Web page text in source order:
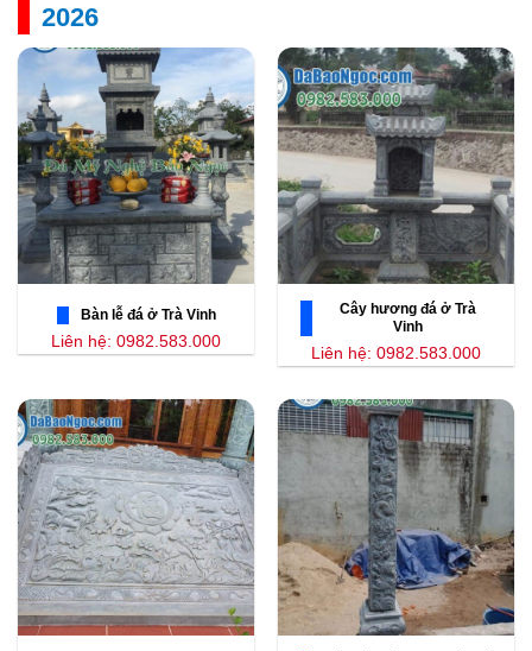
2026
Bàn lễ đá ở Trà Vinh
Liên hệ: 0982.583.000
Cây hương đá ở Trà
Vinh
Liên hệ: 0982.583.000